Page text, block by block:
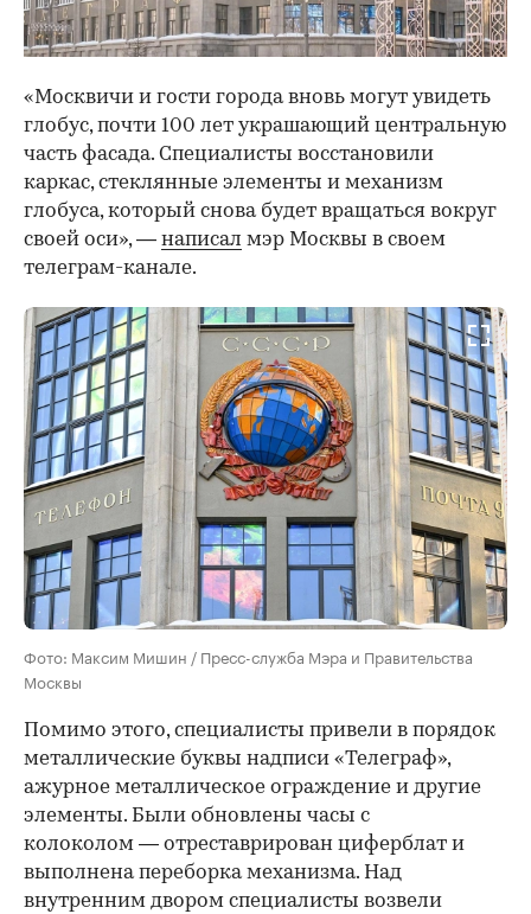
00:00 / 00:00
«Москвичи и гости города вновь могут увидеть
глобус, почти 100 лет украшающий центральную
часть фасада. Специалисты восстановили
каркас, стеклянные элементы и механизм
глобуса, который снова будет вращаться вокруг
своей оси», — написал мэр Москвы в своем
телеграм-канале.
Фото: Максим Мишин / Пресс-служба Мэра и Правительства
Москвы
Помимо этого, специалисты привели в порядок
металлические буквы надписи «Телеграф»,
ажурное металлическое ограждение и другие
элементы. Были обновлены часы с
колоколом — отреставрирован циферблат и
выполнена переборка механизма. Над
внутренним двором специалисты возвели